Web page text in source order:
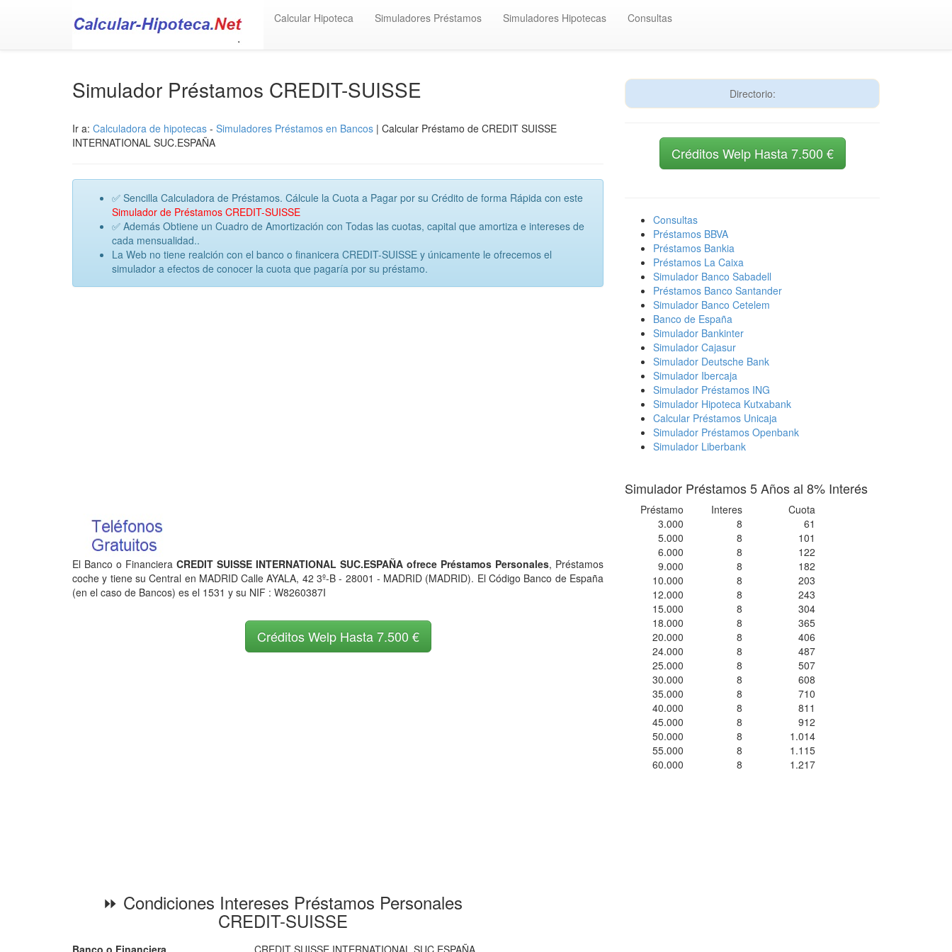
Calcular Hipoteca Simuladores Préstamos Simuladores Hipotecas Consultas
Simulador Préstamos CREDIT-SUISSE
Ir a: Calculadora de hipotecas - Simuladores Préstamos en Bancos | Calcular Préstamo de CREDIT SUISSE
INTERNATIONAL SUC.ESPAÑA
✅ Sencilla Calculadora de Préstamos. Cálcule la Cuota a Pagar por su Crédito de forma Rápida con este
Simulador de Préstamos CREDIT-SUISSE
✅ Además Obtiene un Cuadro de Amortización con Todas las cuotas, capital que amortiza e intereses de
cada mensualidad..
La Web no tiene realción con el banco o finanicera CREDIT-SUISSE y únicamente le ofrecemos el
simulador a efectos de conocer la cuota que pagaría por su préstamo.
El Banco o Financiera CREDIT SUISSE INTERNATIONAL SUC.ESPAÑA ofrece Préstamos Personales, Préstamos
coche y tiene su Central en MADRID Calle AYALA, 42 3º-B - 28001 - MADRID (MADRID). El Código Banco de España
(en el caso de Bancos) es el 1531 y su NIF : W8260387I
Créditos Welp Hasta 7.500 €
⏩ Condiciones Intereses Préstamos Personales
CREDIT-SUISSE
Banco o Financiera CREDIT SUISSE INTERNATIONAL SUC.ESPAÑA
Directorio:
Créditos Welp Hasta 7.500 €
Consultas
Préstamos BBVA
Préstamos Bankia
Préstamos La Caixa
Simulador Banco Sabadell
Préstamos Banco Santander
Simulador Banco Cetelem
Banco de España
Simulador Bankinter
Simulador Cajasur
Simulador Deutsche Bank
Simulador Ibercaja
Simulador Préstamos ING
Simulador Hipoteca Kutxabank
Calcular Préstamos Unicaja
Simulador Préstamos Openbank
Simulador Liberbank
Simulador Préstamos 5 Años al 8% Interés
Préstamo Interes
Cuota
3.000
8
61
5.000
8
101
6.000
8
122
9.000
8
182
10.000
8
203
12.000
8
243
15.000
8
304
18.000
8
365
20.000
8
406
24.000
8
487
25.000
8
507
30.000
8
608
35.000
8
710
40.000
8
811
45.000
8
912
50.000
8
1.014
55.000
8
1.115
60.000
8 1.217